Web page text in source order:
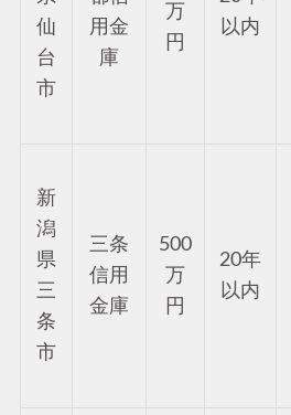
仙
台
市
用金
庫
万
円
以内
新
潟
県
三
条
市
三条
信用
金庫
500
万
円
20年
以内